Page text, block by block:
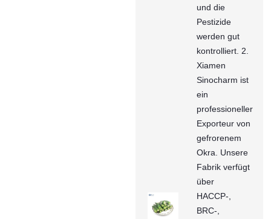
und die
Pestizide
werden gut
kontrolliert. 2.
Xiamen
Sinocharm ist
ein
professioneller
Exporteur von
gefrorenem
Okra. Unsere
Fabrik verfügt
über
HACCP-,
BRC-,